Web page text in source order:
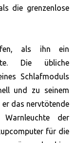
die grenzenlose
als ihn ein
Die übliche
Schlafmoduls
und zu seinem
er das nervtötende
der
für die